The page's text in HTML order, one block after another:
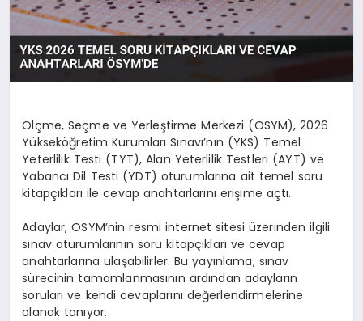
SPOR
TEKNOLOJI
Ölçme, Seçme ve Yerleştirme Merkezi (ÖSYM), 2026
Yükseköğretim Kurumları Sınavı’nın (YKS) Temel
Yeterlilik Testi (TYT), Alan Yeterlilik Testleri (AYT) ve
Yabancı Dil Testi (YDT) oturumlarına ait temel soru
kitapçıkları ile cevap anahtarlarını erişime açtı.
Adaylar, ÖSYM’nin resmi internet sitesi üzerinden ilgili
sınav oturumlarının soru kitapçıkları ve cevap
anahtarlarına ulaşabilirler. Bu yayınlama, sınav
sürecinin tamamlanmasının ardından adayların
soruları ve kendi cevaplarını değerlendirmelerine
olanak tanıyor.